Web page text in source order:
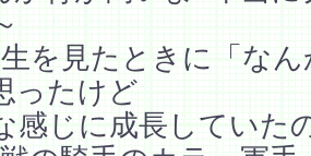
を見たときに「な
ったけど
感じに成長していた